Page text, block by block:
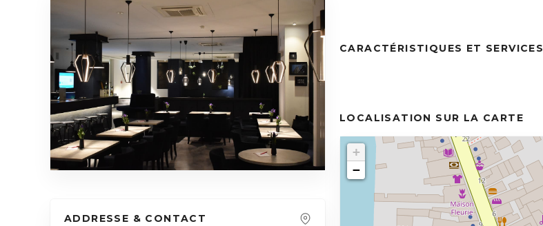
ADDRESSE & CONTACT
CARACTÉRISTIQUES ET SERVICES
LOCALISATION SUR LA CARTE
+
−